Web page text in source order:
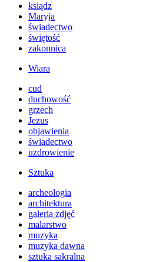
ksiądz
Maryja
świadectwo
świętość
zakonnica
Wiara
cud
duchowość
grzech
Jezus
objawienia
świadectwo
uzdrowienie
Sztuka
archeologia
architektura
galeria zdjęć
malarstwo
muzyka
muzyka dawna
sztuka sakralna